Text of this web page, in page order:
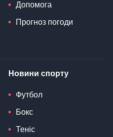
Допомога
Прогноз погоди
Новини спорту
Футбол
Бокс
Теніс